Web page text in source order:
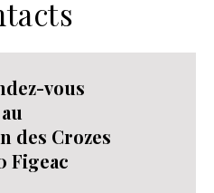
vous
au
des Crozes
Figeac